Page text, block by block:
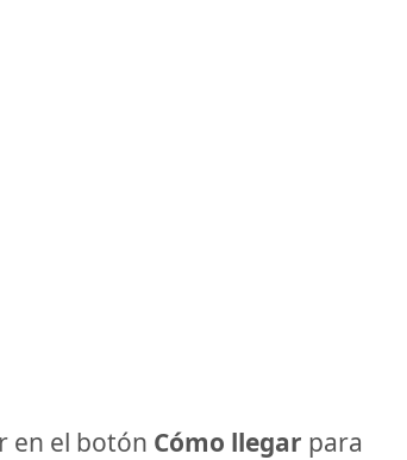
en el botón Cómo llegar para